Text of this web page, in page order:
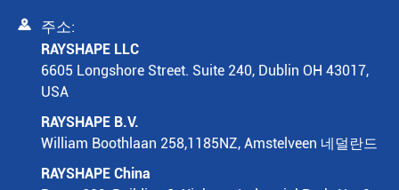
 주소:
RAYSHAPE LLC
6605 Longshore Street. Suite 240, Dublin OH 43017,
USA
RAYSHAPE B.V.
William Boothlaan 258,1185NZ, Amstelveen 네덜란드
RAYSHAPE China